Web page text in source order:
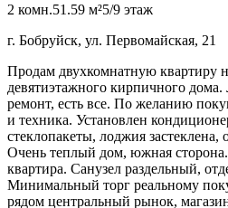
2 комн.51.59 м²5/9 этаж
г. Бобруйск, ул. Первомайская, 21
Продам двухкомнатную квартиру
девятиэтажного кирпичного
ремонт, есть все. По желанию
и техника. Установлен
стеклопакеты, лоджия застеклена,
Очень теплый дом, южная сторона.
квартира. Санузел раздельный,
Минимальный торг реальному
рядом центральный рынок,